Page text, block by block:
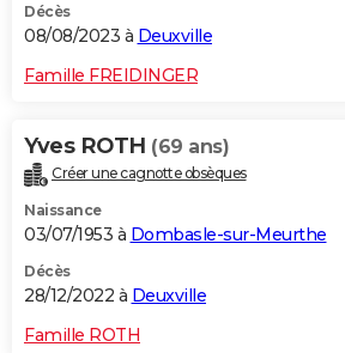
Décès
08/08/2023 à Deuxville
Famille FREIDINGER
Yves ROTH (69 ans)
Créer une cagnotte obsèques
Naissance
03/07/1953 à Dombasle-sur-Meurthe
Décès
28/12/2022 à Deuxville
Famille ROTH